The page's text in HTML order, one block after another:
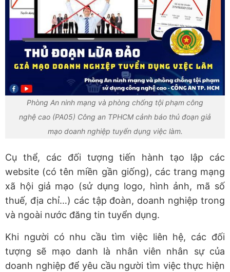
Phòng An ninh mạng và phòng chống tội phạm công
nghệ cao (PA05) Công an TPHCM cảnh báo thủ đoạn giả
mạo doanh nghiệp tuyển dụng việc làm.
Cụ thể, các đối tượng tiến hành tạo lập các
website (có tên miền gần giống), các trang mạng
xã hội giả mạo (sử dụng logo, hình ảnh, mã số
thuế, địa chỉ…) các tập đoàn, doanh nghiệp trong
và ngoài nước đăng tin tuyển dụng.
Khi người có nhu cầu tìm việc liên hệ, các đối
tượng sẽ mạo danh là nhân viên nhân sự của
doanh nghiệp để yêu cầu người tìm việc thực hiện